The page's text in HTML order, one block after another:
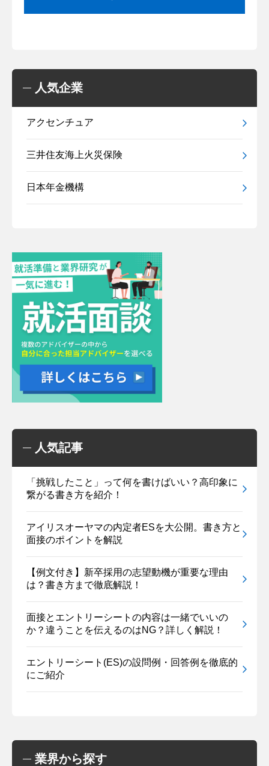
人気企業
アクセンチュア
三井住友海上火災保険
日本年金機構
人気記事
「挑戦したこと」って何を書けばいい？高印象に
繋がる書き方を紹介！
アイリスオーヤマの内定者ESを大公開。書き方と
面接のポイントを解説
【例文付き】新卒採用の志望動機が重要な理由
は？書き方まで徹底解説！
面接とエントリーシートの内容は一緒でいいの
か？違うことを伝えるのはNG？詳しく解説！
エントリーシート(ES)の設問例・回答例を徹底的
にご紹介
業界から探す